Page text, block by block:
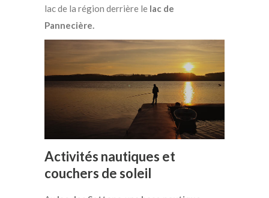
lac de la région derrière le lac de
Pannecière.
Activités nautiques et
couchers de soleil